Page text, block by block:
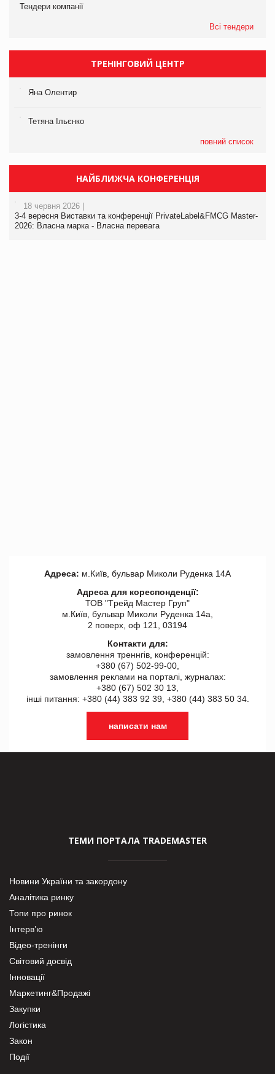
Тендери компанії
Всі тендери
ТРЕНІНГОВИЙ ЦЕНТР
Яна Олентир
Тетяна Ільєнко
повний список
НАЙБЛИЖЧА КОНФЕРЕНЦІЯ
18 червня 2026 |
3-4 вересня Виставки та конференції PrivateLabel&FMCG Master-
2026: Власна марка - Власна перевага
Адреса: м.Київ, бульвар Миколи Руденка 14А
Адреса для кореспонденції:
ТОВ "Tрейд Мастер Груп"
м.Київ, бульвар Миколи Руденка 14а,
2 поверх, оф 121, 03194
Контакти для:
замовлення треннгів, конференцій:
+380 (67) 502-99-00,
замовлення реклами на порталі, журналах:
+380 (67) 502 30 13,
інші питання: +380 (44) 383 92 39, +380 (44) 383 50 34.
написати нам
ТЕМИ ПОРТАЛА TRADEMASTER
Новини України та закордону
Аналітика ринку
Топи про ринок
Інтерв’ю
Відео-тренінги
Світовий досвід
Інновації
Маркетинг&Продажі
Закупки
Логістика
Закон
Події